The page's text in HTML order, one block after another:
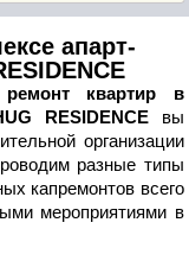
апарт-
ремонт квартир в
RESIDENCEвы
организации
разные типы
капремонтов всего
мероприятиями в